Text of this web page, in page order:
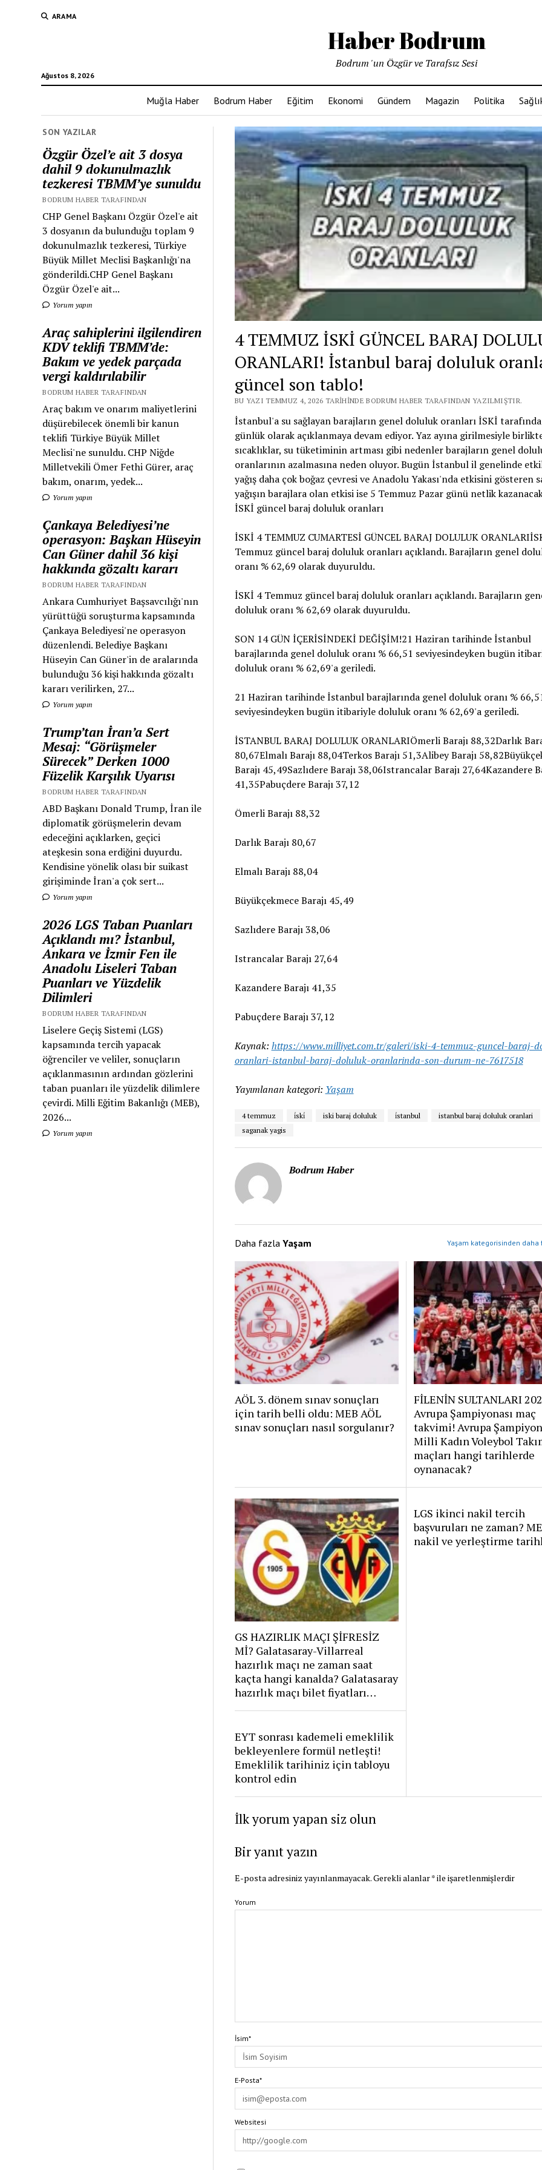
ARAMA
Haber Bodrum
Ağustos 8, 2026
Bodrum 'un Özgür ve Tarafsız Sesi
Muğla Haber Bodrum Haber Eğitim Ekonomi Gündem Magazin Politika
SON YAZILAR
Özgür Özel’e ait 3 dosya
dahil 9 dokunulmazlık
tezkeresi TBMM’ye sunuldu
BODRUM HABER TARAFINDAN
CHP Genel Başkanı Özgür Özel'e ait
3 dosyanın da bulunduğu toplam 9
dokunulmazlık tezkeresi, Türkiye
Büyük Millet Meclisi Başkanlığı'na
gönderildi.CHP Genel Başkanı
Özgür Özel'e ait...
Yorum yapın
Araç sahiplerini ilgilendiren
KDV teklifi TBMM’de:
Bakım ve yedek parçada
vergi kaldırılabilir
BODRUM HABER TARAFINDAN
Araç bakım ve onarım maliyetlerini
düşürebilecek önemli bir kanun
teklifi Türkiye Büyük Millet
Meclisi'ne sunuldu. CHP Niğde
Milletvekili Ömer Fethi Gürer, araç
bakım, onarım, yedek...
Yorum yapın
Çankaya Belediyesi’ne
operasyon: Başkan Hüseyin
Can Güner dahil 36 kişi
hakkında gözaltı kararı
BODRUM HABER TARAFINDAN
Ankara Cumhuriyet Başsavcılığı'nın
yürüttüğü soruşturma kapsamında
Çankaya Belediyesi'ne operasyon
düzenlendi. Belediye Başkanı
Hüseyin Can Güner'in de aralarında
bulunduğu 36 kişi hakkında gözaltı
kararı verilirken, 27...
Yorum yapın
Trump’tan İran’a Sert
Mesaj: “Görüşmeler
Sürecek” Derken 1000
Füzelik Karşılık Uyarısı
BODRUM HABER TARAFINDAN
ABD Başkanı Donald Trump, İran ile
diplomatik görüşmelerin devam
edeceğini açıklarken, geçici
ateşkesin sona erdiğini duyurdu.
Kendisine yönelik olası bir suikast
girişiminde İran'a çok sert...
Yorum yapın
2026 LGS Taban Puanları
Açıklandı mı? İstanbul,
Ankara ve İzmir Fen ile
Anadolu Liseleri Taban
Puanları ve Yüzdelik
Dilimleri
BODRUM HABER TARAFINDAN
Liselere Geçiş Sistemi (LGS)
kapsamında tercih yapacak
öğrenciler ve veliler, sonuçların
açıklanmasının ardından gözlerini
taban puanları ile yüzdelik dilimlere
çevirdi. Milli Eğitim Bakanlığı (MEB),
2026...
Yorum yapın
4 TEMMUZ İSKİ GÜNCEL BARAJ
ORANLARI! İstanbul baraj doluluk
güncel son tablo!
BU YAZI TEMMUZ 4, 2026 TARIHINDE BODRUM HABER TARAFINDAN YAZILMIŞTIR.
İstanbul'a su sağlayan barajların genel doluluk oranları İSKİ
günlük olarak açıklanmaya devam ediyor. Yaz ayına girilmesiyle
sıcaklıklar, su tüketiminin artması gibi nedenler barajların genel
oranlarının azalmasına neden oluyor. Bugün İstanbul il genelinde
yağış daha çok boğaz çevresi ve Anadolu Yakası'nda etkisini gösteren
yağışın barajlara olan etkisi ise 5 Temmuz Pazar günü netlik
İSKİ güncel baraj doluluk oranları
İSKİ 4 TEMMUZ CUMARTESİ GÜNCEL BARAJ DOLULUK
Temmuz güncel baraj doluluk oranları açıklandı. Barajların genel
oranı % 62,69 olarak duyuruldu.
İSKİ 4 Temmuz güncel baraj doluluk oranları açıklandı. Barajların
doluluk oranı % 62,69 olarak duyuruldu.
SON 14 GÜN İÇERİSİNDEKİ DEĞİŞİM!21 Haziran tarihinde İstanbul
barajlarında genel doluluk oranı % 66,51 seviyesindeyken bugün
doluluk oranı % 62,69'a geriledi.
21 Haziran tarihinde İstanbul barajlarında genel doluluk oranı %
seviyesindeyken bugün itibariyle doluluk oranı % 62,69'a geriledi.
İSTANBUL BARAJ DOLULUK ORANLARIÖmerli Barajı 88,32Darlık
80,67Elmalı Barajı 88,04Terkos Barajı 51,3Alibey Barajı
Barajı 45,49Sazlıdere Barajı 38,06Istrancalar Barajı 27,64Kazandere
41,35Pabuçdere Barajı 37,12
Ömerli Barajı 88,32
Darlık Barajı 80,67
Elmalı Barajı 88,04
Büyükçekmece Barajı 45,49
Sazlıdere Barajı 38,06
Istrancalar Barajı 27,64
Kazandere Barajı 41,35
Pabuçdere Barajı 37,12
Kaynak: https://www.milliyet.com.tr/galeri/iski-4-temmuz-guncel-baraj-
oranlari-istanbul-baraj-doluluk-oranlarinda-son-durum-ne-7617518
Yayımlanan kategori: Yaşam
4 temmuz i̇ski̇ iski baraj doluluk i̇stanbul
istanbul baraj doluluk oranlari
saganak yagis
Bodrum Haber
Daha fazla Yaşam Yaşam kategorisinden daha
AÖL 3. dönem sınav sonuçları
için tarih belli oldu: MEB AÖL
sınav sonuçları nasıl sorgulanır?
FİLENİN SULTANLARI
Avrupa Şampiyonası maç
takvimi! Avrupa
Milli Kadın Voleybol
maçları hangi tarihlerde
oynanacak?
GS HAZIRLIK MAÇI ŞİFRESİZ
Mİ? Galatasaray-Villarreal
hazırlık maçı ne zaman saat
kaçta hangi kanalda? Galatasaray
hazırlık maçı bilet fiyatları…
LGS ikinci nakil tercih
başvuruları ne zaman?
nakil ve yerleştirme
EYT sonrası kademeli emeklilik
bekleyenlere formül netleşti!
Emeklilik tarihiniz için tabloyu
kontrol edin
İlk yorum yapan siz olun
Bir yanıt yazın
E-posta adresiniz yayınlanmayacak.Gerekli alanlar*ile işaretlenmişlerdir
Yorum
İsim*
E-Posta*
Websitesi